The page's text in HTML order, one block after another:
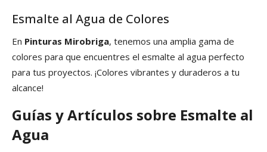
Esmalte al Agua de Colores
En Pinturas Mirobriga, tenemos una amplia gama de
colores para que encuentres el esmalte al agua perfecto
para tus proyectos. ¡Colores vibrantes y duraderos a tu
alcance!
Guías y Artículos sobre Esmalte al
Agua